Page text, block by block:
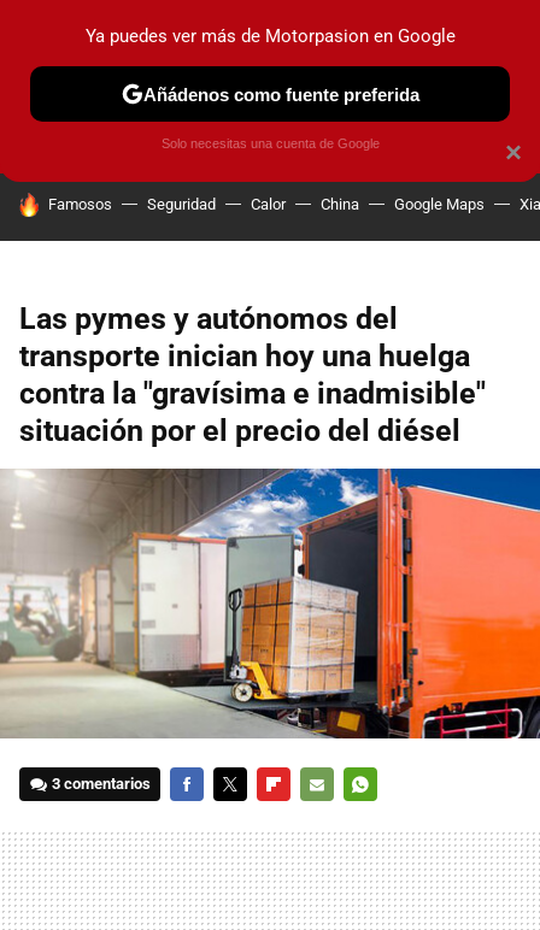
PRUEBAS COCHES ELÉCTRICOS OBSERVATORIO
HOY SE HABLA DE
Famosos Seguridad Calor China Google Maps
Las pymes y autónomos del
transporte inician hoy una huelga
contra la "gravísima e inadmisible"
situación por el precio del diésel
3 comentarios
MAIL
×
Ya puedes ver más de Motorpasion en Google
Añádenos como fuente preferida
Solo necesitas una cuenta de Google